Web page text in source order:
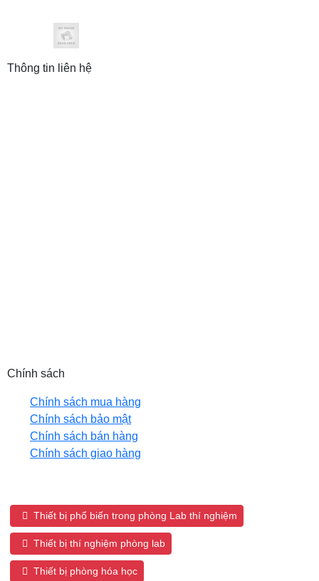
Thông tin liên hệ
Chính sách
Chính sách mua hàng
Chính sách bảo mật
Chính sách bán hàng
Chính sách giao hàng
Thiết bị phổ biến trong phòng Lab thí nghiệm
Thiết bị thí nghiệm phòng lab
Thiết bị phòng hóa học